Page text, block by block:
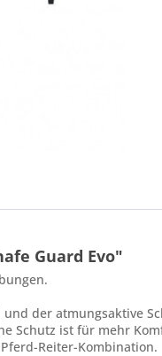
Guard Evo"
der atmungsaktive
Schutz ist für mehr
Reiter-Kombination.